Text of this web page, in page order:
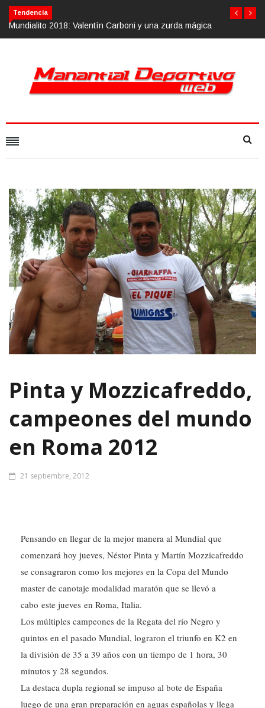
Tendencia
Carboni y una zurda mágicaCalvario Race 2018, 10 de noviembre
Pinta y Mozzicafreddo,
campeones del mundo
en Roma 2012
21 septiembre, 2012
Pensando en llegar de la mejor manera al Mundial que
comenzará hoy jueves, Néstor Pinta y Martín Mozzicafreddo
se consagraron como los mejores en la Copa del Mundo
master de canotaje modalidad maratón que se llevó a
cabo este jueves en Roma, Italia.
Los múltiples campeones de la Regata del río Negro y
quintos en el pasado Mundial, lograron el triunfo en K2 en
la división de 35 a 39 años con un tiempo de 1 hora, 30
minutos y 28 segundos.
La destaca dupla regional se impuso al bote de España
luego de una gran preparación en aguas españolas y llega